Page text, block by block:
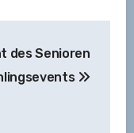
des Senioren